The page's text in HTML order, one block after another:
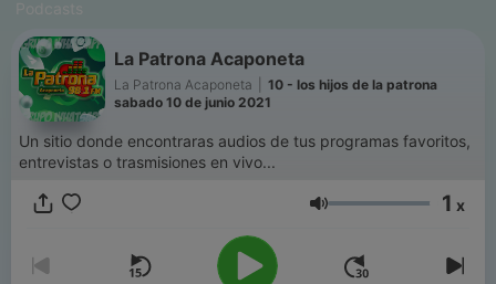
La Patrona Acaponeta
La Patrona Acaponeta
10 - los hijos de la patrona
sabado 10 de junio 2021
Un sitio donde encontraras audios de tus programas favoritos,
entrevistas o trasmisiones en vivo...
Volumen 1 x